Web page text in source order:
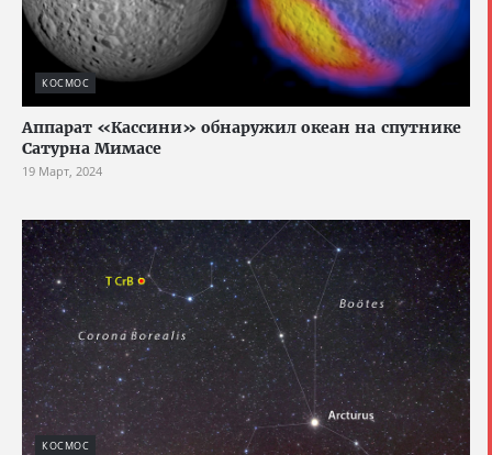
КОСМОС
Аппарат «Кассини» обнаружил океан на спутнике
Сатурна Мимасе
19 Март, 2024
КОСМОС